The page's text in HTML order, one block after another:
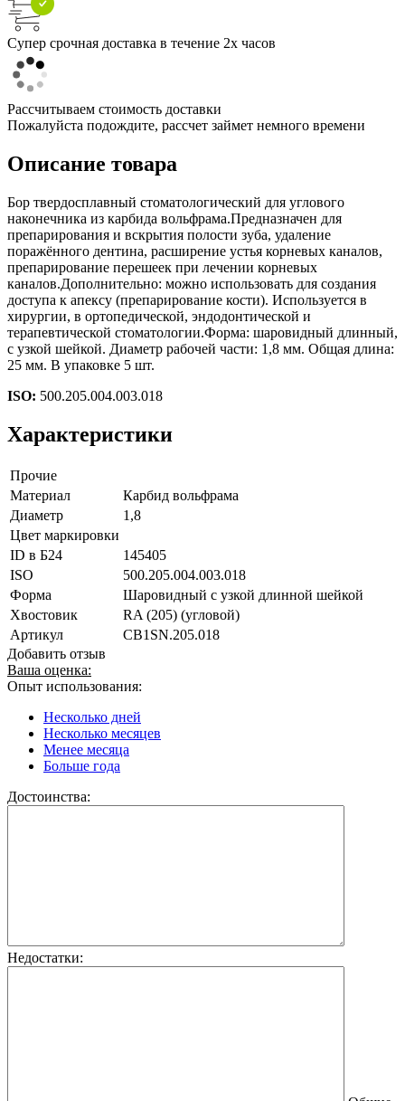
Супер срочная доставка в течение 2х часов
Рассчитываем стоимость доставки
Пожалуйста подождите, рассчет займет немного времени
Описание товара
Бор твердосплавный стоматологический для углового
наконечника из карбида вольфрама.Предназначен для
препарирования и вскрытия полости зуба, удаление
поражённого дентина, расширение устья корневых каналов,
препарирование перешеек при лечении корневых
каналов.Дополнительно: можно использовать для создания
доступа к апексу (препарирование кости). Используется в
хирургии, в ортопедической, эндодонтической и
терапевтической стоматологии.Форма: шаровидный длинный,
с узкой шейкой. Диаметр рабочей части: 1,8 мм. Общая длина:
25 мм. В упаковке 5 шт.
ISO: 500.205.004.003.018
Характеристики
Прочие
Материал
Карбид вольфрама
Диаметр
1,8
Цвет маркировки
ID в Б24
145405
ISO
500.205.004.003.018
Форма
Шаровидный с узкой длинной шейкой
Хвостовик
RA (205) (угловой)
Артикул
CB1SN.205.018
Добавить отзыв
Ваша оценка:
Опыт использования:
Несколько дней
Несколько месяцев
Менее месяца
Больше года
Достоинства:
Недостатки: